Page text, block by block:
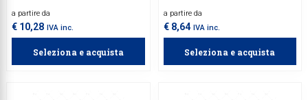
a partire da
€ 10,28 IVA inc.
Seleziona e acquista
a partire da
€ 8,64 IVA inc.
Seleziona e acquista